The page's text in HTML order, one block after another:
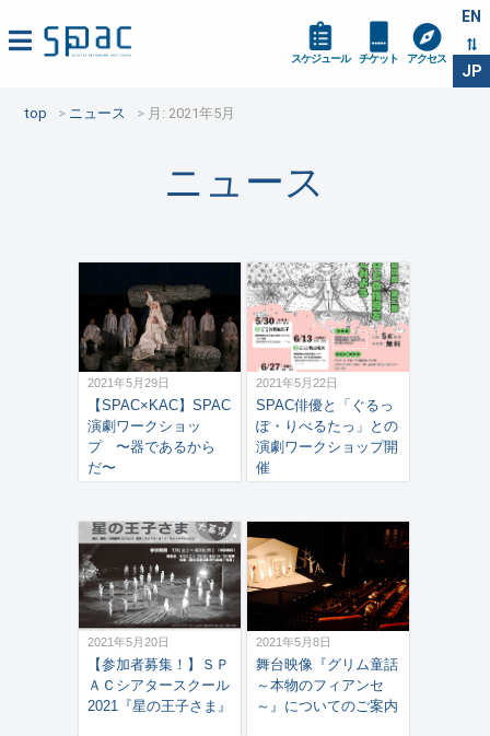
EN
JP
スケジュール チケット アクセス
top ニュース 月: 2021年5月
ニュース
2021年5月29日
【SPAC×KAC】SPAC
演劇ワークショッ
プ 〜器であるから
だ〜
2021年5月22日
SPAC俳優と「ぐるっ
ぽ・りべるたっ」との
演劇ワークショップ開
催
2021年5月20日
【参加者募集！】ＳＰ
ＡＣシアタースクール
2021『星の王子さま』
2021年5月8日
舞台映像『グリム童話
～本物のフィアンセ
～』についてのご案内